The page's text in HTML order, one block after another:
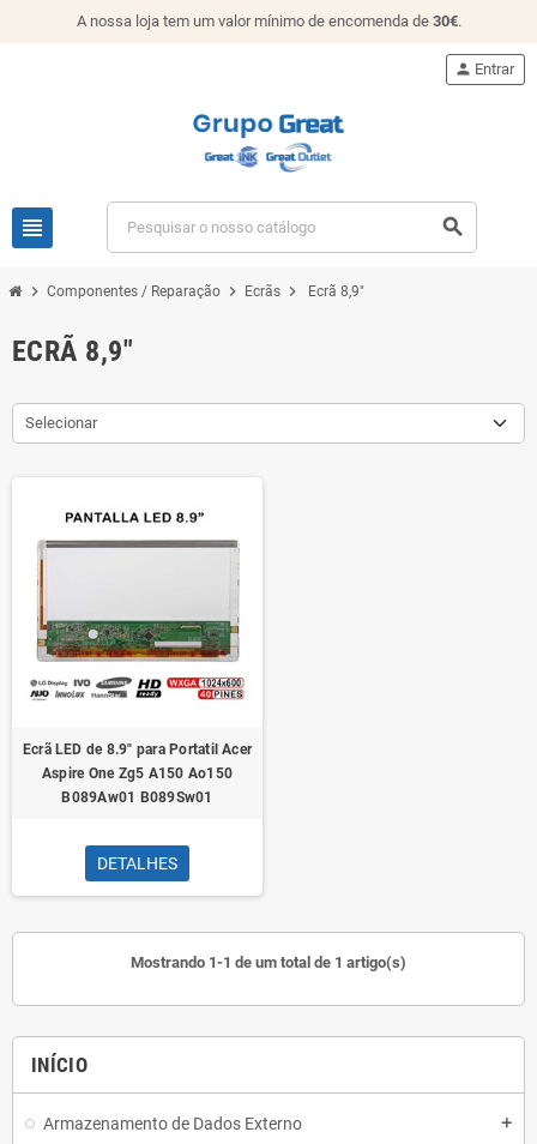
A nossa loja tem um valor mínimo de encomenda de 30€.
view_headline search
person Entrar
chevron_right Componentes / Reparação chevron_right Ecrãs chevron_right Ecrã 8,9"
INÍCIO
Armazenamento de Dados Externo add
ECRÃ 8,9"
Selecionar
Ecrã LED de 8.9" para Portatil Acer
Aspire One Zg5 A150 Ao150
B089Aw01 B089Sw01
DETALHES
Mostrando 1-1 de um total de 1 artigo(s)